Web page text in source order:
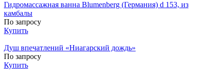
Гидромассажная ванна Blumenberg (Германия) d 153, из
камбалы
По запросу
Купить
Душ впечатлений «Ниагарский дождь»
По запросу
Купить